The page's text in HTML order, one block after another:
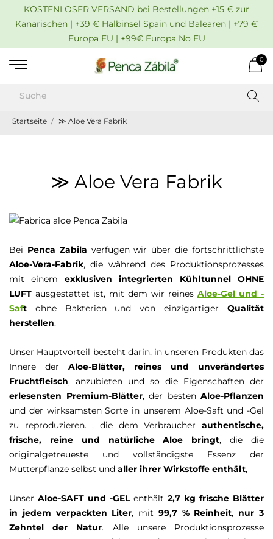
KOSTENLOSER VERSAND bei Bestellungen +15 € zur
Kanarischen | +39 € Halbinsel Spain und Balearen | +79 €
Europa EU | +99€ Europa No EU
0
Startseite ≫ Aloe Vera Fabrik
≫ Aloe Vera Fabrik
Bei Penca Zabila verfügen wir über die fortschrittlichste
Aloe-Vera-Fabrik, die während des Produktionsprozesses
mit einem exklusiven integrierten Kühltunnel OHNE
LUFT ausgestattet ist, mit dem wir reines Aloe-Gel und -
Saft ohne Bakterien und von einzigartiger Qualität
herstellen.
Unser Hauptvorteil besteht darin, in unseren Produkten das
Innere der Aloe-Blätter, reines und unverändertes
Fruchtfleisch, anzubieten und so die Eigenschaften der
erlesensten Premium-Blätter, der besten Aloe-Pflanzen
und der wirksamsten Sorte in unserem Aloe-Saft und -Gel
zu reproduzieren. , die dem Verbraucher authentische,
frische, reine und natürliche Aloe bringt, die die
originalgetreueste und vollständigste Essenz der
Mutterpflanze selbst und aller ihrer Wirkstoffe enthält,
Unser Aloe-SAFT und -GELenthält 2,7 kg frische Blätter
in jedem verpackten Liter, mit 99,7 % Reinheit, nur 3
Zehntel der Natur. Alle unsere Produktionsprozesse